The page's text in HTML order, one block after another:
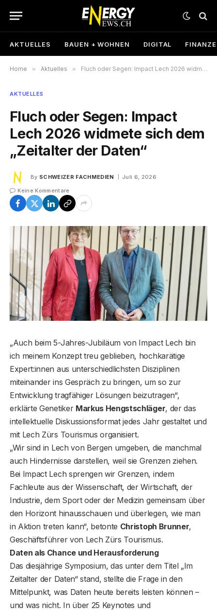
AKTUELLES BAUEN + WOHNEN DIGITAL
Home » Aktuelles » Fluch oder Segen: Impact Lech 2026 widmete sich dem „Zeitalter der Daten“
AKTUELLES
Fluch oder Segen: Impact
Lech 2026 widmete sich dem
„Zeitalter der Daten“
By SCHWEIZER FACHMEDIEN
Juli 6, 2026
Keine Kommentare
„Auch beim 5-Jahres-Jubiläum von Impact Lech bin
ich meinem Konzept treu geblieben, hochkarätige
Expert:innen aus unterschiedlichsten Disziplinen
miteinander ins Gespräch zu bringen, um so zur
Entwicklung tragfähiger Lösungen beizutragen“,
erklärte Genetiker Markus Hengstschläger, der das
intellektuelle Diskussionsformat jedes Jahr gestaltet und
mit Lech Zürs Tourismus organisiert.
„Wir sind in Lech von Bergen umgeben, die manchmal
auch Hindernisse darstellen, weil sie Grenzen ziehen.
Bei Impact Lech sprengen wir Grenzen, indem
Fachleute aus der Wissenschaft, der Wirtschaft, der
Industrie, dem Sport oder der Medizin gemeinsam über
den Horizont hinausschauen und überlegen, wie man
in Aktion treten kann“, betonte Christoph Brunner,
Geschäftsführer von Lech Zürs Tourismus.
Daten als Chance und Herausforderung
Das diesjährige Symposium, das unter dem Titel „Im
Zeitalter der Daten“ stand, stellte die Frage in den
Mittelpunkt, was Daten heute bereits leisten können –
und was nicht. In über 25 Keynotes und